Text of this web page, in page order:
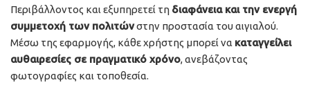
Περιβάλλοντος και εξυπηρετεί τη διαφάνεια και την ενεργή
συμμετοχή των πολιτώνστην προστασία του αιγιαλού.
Μέσω της εφαρμογής, κάθε χρήστης μπορεί να καταγγείλει
αυθαιρεσίες σε πραγματικό χρόνο, ανεβάζοντας
φωτογραφίες και τοποθεσία.